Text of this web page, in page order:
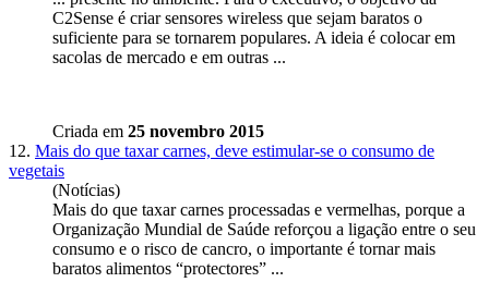
C2Sense é criar sensores wireless que sejam baratos o
suficiente para se tornarem populares. A ideia é colocar em
sacolas de mercado e em outras ...
Criada em 25 novembro 2015
12. Mais do que taxar carnes, deve estimular-se o consumo de
vegetais
(Notícias)
Mais do que taxar carnes processadas e vermelhas, porque a
Organização Mundial de Saúde reforçou a ligação entre o seu
consumo e o risco de cancro, o importante é tornar mais
baratos alimentos “protectores” ...